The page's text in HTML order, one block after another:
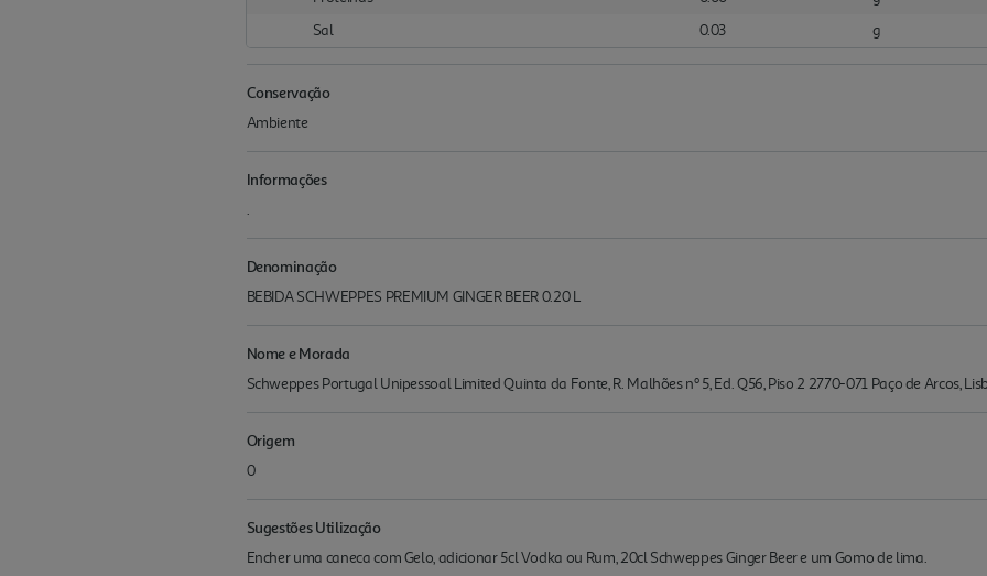
Sal
0.03 g
Conservação
Ambiente
Informações
.
Denominação
BEBIDA SCHWEPPES PREMIUM GINGER BEER 0.20 L
Nome e Morada
Schweppes Portugal Unipessoal Limited Quinta da Fonte, R. Malhões nº 5, Ed. Q56, Piso 2 2770-071 Paço de Arcos,
Origem
0
Sugestões Utilização
Encher uma caneca com Gelo, adicionar 5cl Vodka ou Rum, 20cl Schweppes Ginger Beer e um Gomo de lima.